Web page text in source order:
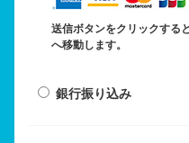
送信ボタンをクリックする
へ移動します。
銀行振り込み